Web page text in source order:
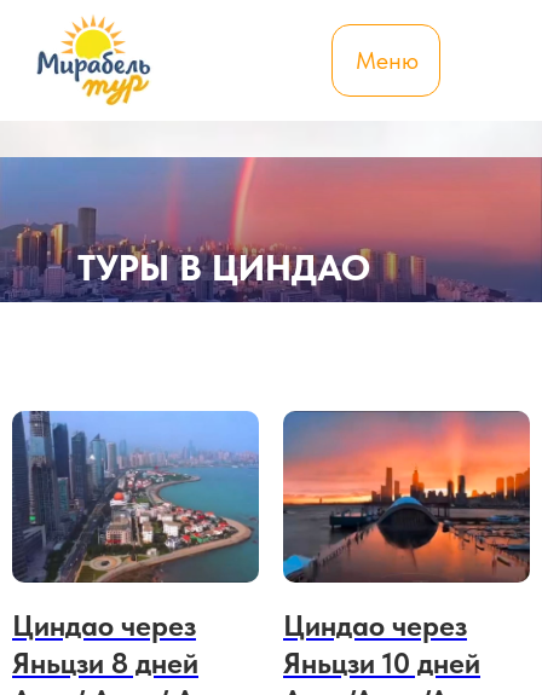
Меню
ТУРЫ В ЦИНДАО
Циндао через
Яньцзи 8 дней
Циндао через
Яньцзи 10 дней